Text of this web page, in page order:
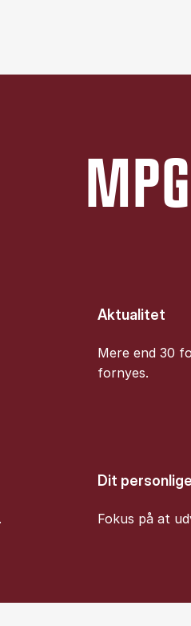
Aktualitet
Mere end 30
fornyes.
Dit
Fokus på at